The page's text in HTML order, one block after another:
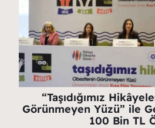
“Taşıdığımız
Görünmeyen Yüzü” ile
100 Bin TL